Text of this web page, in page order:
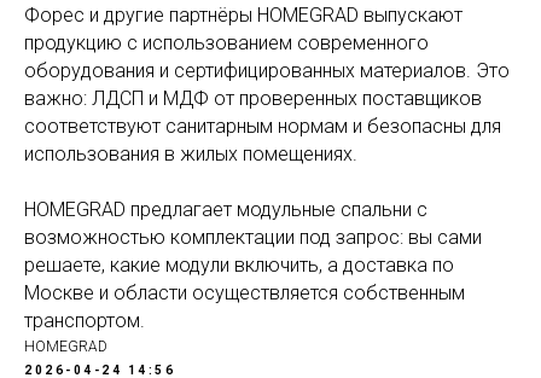
Форес и другие партнёры HOMEGRAD выпускают
продукцию с использованием современного
оборудования и сертифицированных материалов. Это
важно: ЛДСП и МДФ от проверенных поставщиков
соответствуют санитарным нормам и безопасны для
использования в жилых помещениях.
HOMEGRAD предлагает модульные спальни с
возможностью комплектации под запрос: вы сами
решаете, какие модули включить, а доставка по
Москве и области осуществляется собственным
транспортом.
HOMEGRAD
2026-04-24 14:56